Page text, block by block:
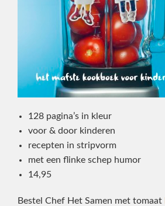
128 pagina’s in kleur
voor & door kinderen
recepten in stripvorm
met een flinke schep humor
14,95
Bestel Chef Het Samen met tomaat